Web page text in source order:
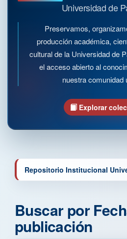
Universidad de
Preservamos,
producción académica,
cultural de la Universidad de
el acceso abierto al
nuestra comunidad
Explorar
Repositorio Institucional
Buscar por
publicación